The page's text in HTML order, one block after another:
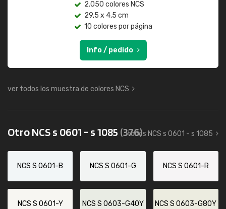
2.050 colores NCS
29,5 x 4,5 cm
10 colores por página
Info / pedido
ver todos los muestra de colores NCS
Otro NCS s 0601 - s 1085 (376)
todos NCS s 0601 - s 1085
NCS S 0601-B NCS S 0601-G NCS S 0601-R
NCS S 0601-Y NCS S 0603-G40Y NCS S 0603-G80Y